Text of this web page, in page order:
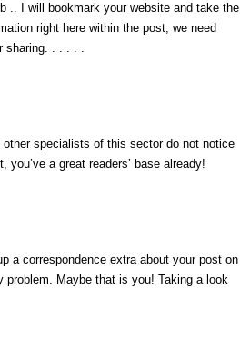
.. I will bookmark your website and take the
right here within the post, we need
sharing. . . . . .
specialists of this sector do not notice
a great readers’ base already!
a correspondence extra about your post on
Maybe that is you! Taking a look